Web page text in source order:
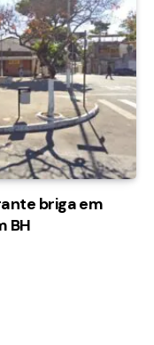
briga em
BH